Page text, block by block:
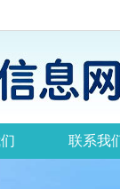
联系我